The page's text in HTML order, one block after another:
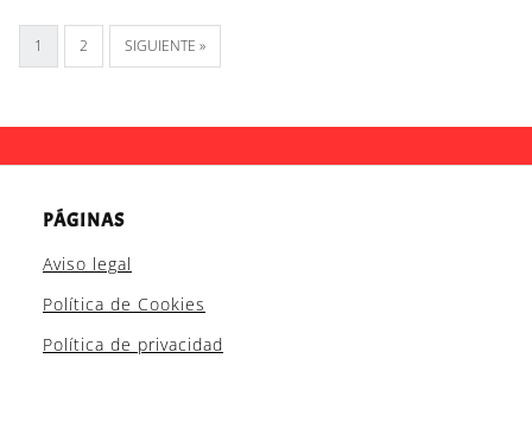
1 2 SIGUIENTE »
PÁGINAS
Aviso legal
Política de Cookies
Política de privacidad